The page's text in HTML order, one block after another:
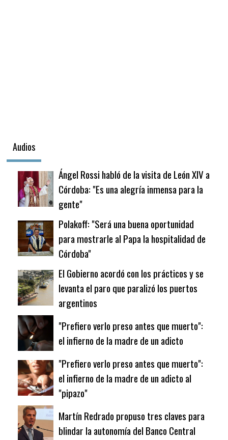
Audios
Ángel Rossi habló de la visita de León XIV a
Córdoba: "Es una alegría inmensa para la
gente"
Polakoff: "Será una buena oportunidad
para mostrarle al Papa la hospitalidad de
Córdoba"
El Gobierno acordó con los prácticos y se
levanta el paro que paralizó los puertos
argentinos
"Prefiero verlo preso antes que muerto":
el infierno de la madre de un adicto
"Prefiero verlo preso antes que muerto":
el infierno de la madre de un adicto al
"pipazo"
Martín Redrado propuso tres claves para
blindar la autonomía del Banco Central